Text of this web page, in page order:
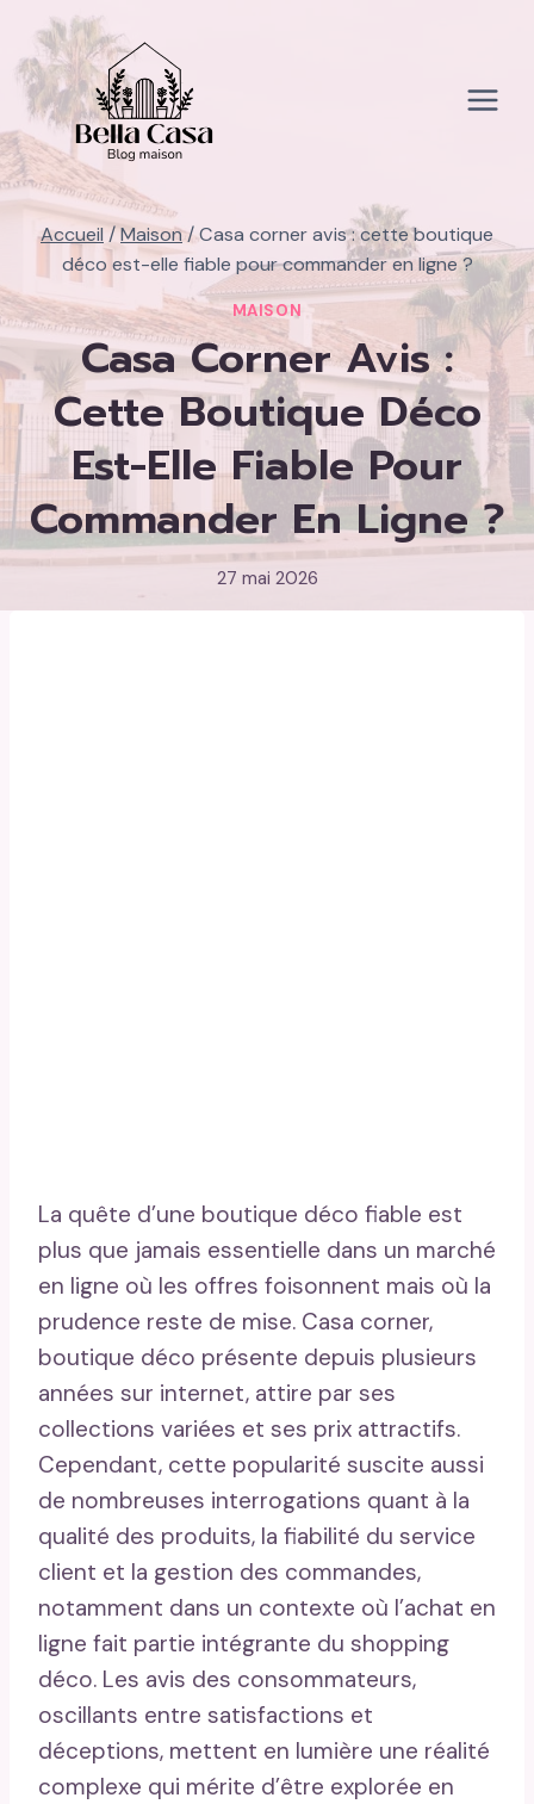
contenu
Accueil /Maison/Casa corner avis : cette boutique
déco est-elle fiable pour commander en ligne ?
MAISON
Casa Corner Avis :
Cette Boutique Déco
Est-Elle Fiable Pour
Commander En Ligne ?
27 mai 2026
La quête d’une boutique déco fiable est
plus que jamais essentielle dans un marché
en ligne où les offres foisonnent mais où la
prudence reste de mise. Casa corner,
boutique déco présente depuis plusieurs
années sur internet, attire par ses
collections variées et ses prix attractifs.
Cependant, cette popularité suscite aussi
de nombreuses interrogations quant à la
qualité des produits, la fiabilité du service
client et la gestion des commandes,
notamment dans un contexte où l’achat en
ligne fait partie intégrante du shopping
déco. Les avis des consommateurs,
oscillants entre satisfactions et
déceptions, mettent en lumière une réalité
complexe qui mérite d’être explorée en